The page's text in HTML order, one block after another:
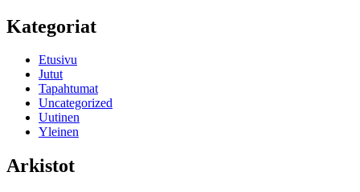
Kategoriat
Etusivu
Jutut
Tapahtumat
Uncategorized
Uutinen
Yleinen
Arkistot